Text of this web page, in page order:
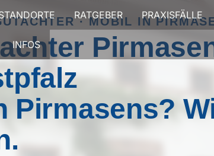
RATGEBER PRAXISFÄLLE
INFOS
· MOBIL IN
Pirmasens?